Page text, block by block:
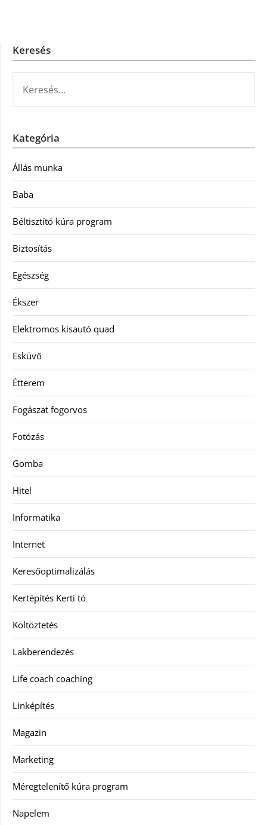
Keresés
Kategória
Állás munka
Baba
Béltisztító kúra program
Biztosítás
Egészség
Ékszer
Elektromos kisautó quad
Esküvő
Étterem
Fogászat fogorvos
Fotózás
Gomba
Hitel
Informatika
Internet
Keresőoptimalizálás
Kertépítés Kerti tó
Költöztetés
Lakberendezés
Life coach coaching
Linképítés
Magazin
Marketing
Méregtelenítő kúra program
Napelem